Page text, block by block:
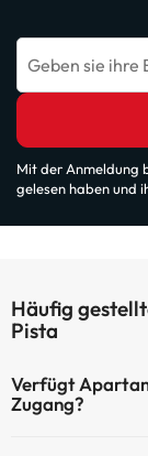
Geben sie ihre
Mit der Anmeldung
gelesen haben und
Häufig
Pista
Verfügt
Zugang?